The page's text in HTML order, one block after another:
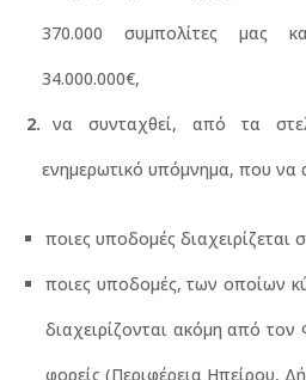
370.000 συμπολίτες μας
34.000.000€,
να συνταχθεί, από τα
ενημερωτικό υπόμνημα, που να
ποιες υποδομές
ποιες υποδομές, των οποίων
διαχειρίζονται ακόμη από
φορείς (Περιφέρεια Ηπείρου,